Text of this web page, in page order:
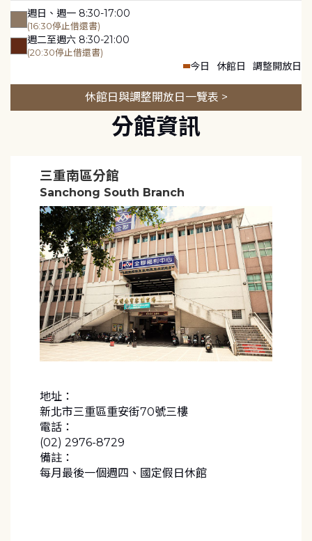
週日、週一 8:30-17:00
(16:30停止借還書)
週二至週六 8:30-21:00
(20:30停止借還書)
今日 休館日 調整開放日
休館日與調整開放日一覽表 >
分館資訊
三重南區分館
Sanchong South Branch
地址：
新北市三重區重安街70號三樓
電話：
(02) 2976-8729
備註：
每月最後一個週四、國定假日休館